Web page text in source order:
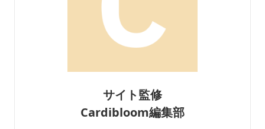
サイト監修
Cardibloom編集部